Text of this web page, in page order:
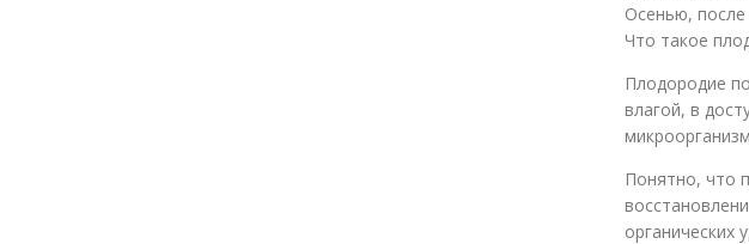
Осенью,
Что такое
Плодородие
влагой, в
Понятно, что
органических